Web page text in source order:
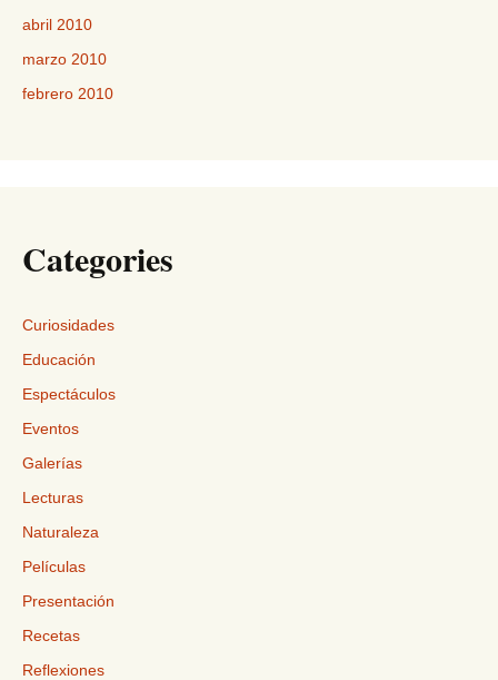
abril 2010
marzo 2010
febrero 2010
Categories
Curiosidades
Educación
Espectáculos
Eventos
Galerías
Lecturas
Naturaleza
Películas
Presentación
Recetas
Reflexiones